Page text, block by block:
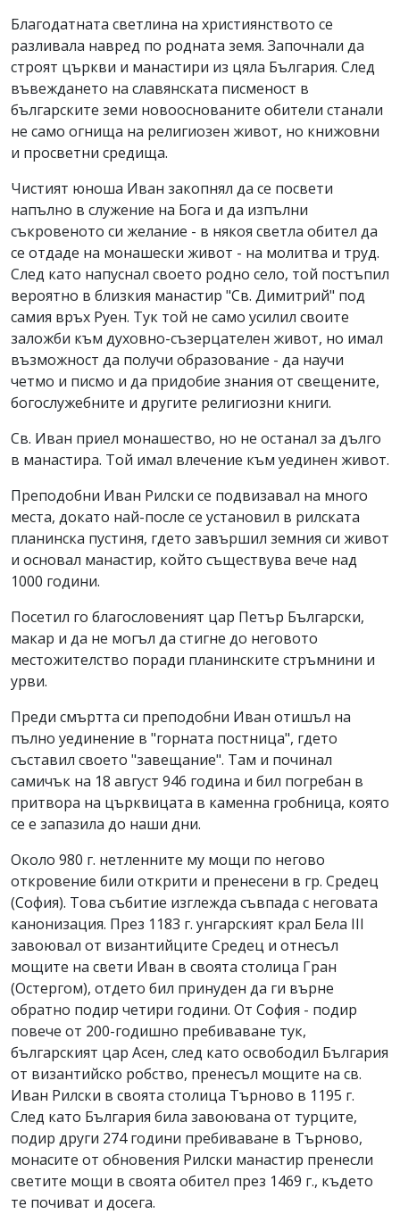
Благодатната светлина на християнството се
разливала навред по родната земя. Започнали да
строят църкви и манастири из цяла България. След
въвеждането на славянската писменост в
българските земи новооснованите обители станали
не само огнища на религиозен живот, но книжовни
и просветни средища.
Чистият юноша Иван закопнял да се посвети
напълно в служение на Бога и да изпълни
съкровеното си желание - в някоя светла обител да
се отдаде на монашески живот - на молитва и труд.
След като напуснал своето родно село, той постъпил
вероятно в близкия манастир "Св. Димитрий" под
самия връх Руен. Тук той не само усилил своите
заложби към духовно-съзерцателен живот, но имал
възможност да получи образование - да научи
четмо и писмо и да придобие знания от свещените,
богослужебните и другите религиозни книги.
Св. Иван приел монашество, но не останал за дълго
в манастира. Той имал влечение към уединен живот.
Преподобни Иван Рилски се подвизавал на много
места, докато най-после се установил в рилската
планинска пустиня, гдето завършил земния си живот
и основал манастир, който съществува вече над
1000 години.
Посетил го благословеният цар Петър Български,
макар и да не могъл да стигне до неговото
местожителство поради планинските стръмнини и
урви.
Преди смъртта си преподобни Иван отишъл на
пълно уединение в "горната постница", гдето
съставил своето "завещание". Там и починал
самичък на 18 август 946 година и бил погребан в
притвора на църквицата в каменна гробница, която
се е запазила до наши дни.
Около 980 г. нетленните му мощи по негово
откровение били открити и пренесени в гр. Средец
(София). Това събитие изглежда съвпада с неговата
канонизация. През 1183 г. унгарският крал Бела ІІІ
завоювал от византийците Средец и отнесъл
мощите на свети Иван в своята столица Гран
(Остергом), отдето бил принуден да ги върне
обратно подир четири години. От София - подир
повече от 200-годишно пребиваване тук,
българският цар Асен, след като освободил България
от византийско робство, пренесъл мощите на св.
Иван Рилски в своята столица Търново в 1195 г.
След като България била завоювана от турците,
подир други 274 години пребиваване в Търново,
монасите от обновения Рилски манастир пренесли
светите мощи в своята обител през 1469 г., където
те почиват и досега.